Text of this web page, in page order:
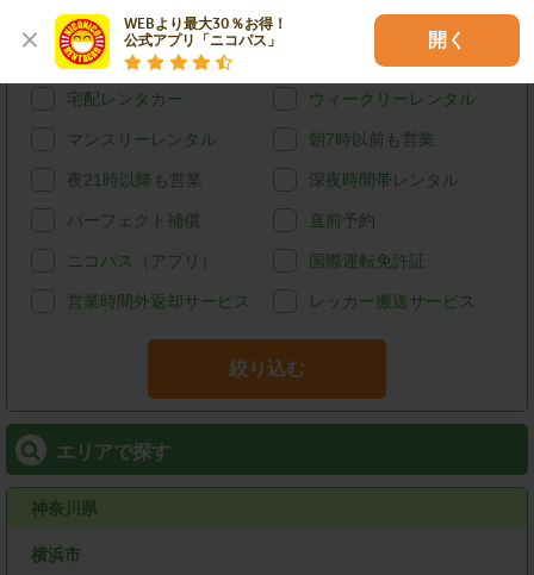
WEBより最大30％お得！
公式アプリ「ニコパス」
開く
カード決済 スタッドレス
給油可能 ETCレンタル
宅配レンタカー ウィークリーレンタル
マンスリーレンタル 朝7時以前も営業
夜21時以降も営業 深夜時間帯レンタル
パーフェクト補償 直前予約
ニコパス（アプリ） 国際運転免許証
営業時間外返却サービス レッカー搬送サービス
絞り込む
エリアで探す
神奈川県
横浜市